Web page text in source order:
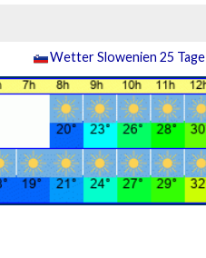
Wetter Slowenien 25 Tage